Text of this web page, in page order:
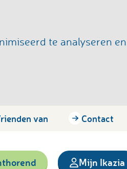
te analyseren
van Contact
Mijn Ikazia